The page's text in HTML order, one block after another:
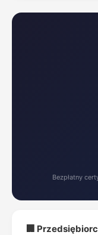
Bezpłatny
🏢